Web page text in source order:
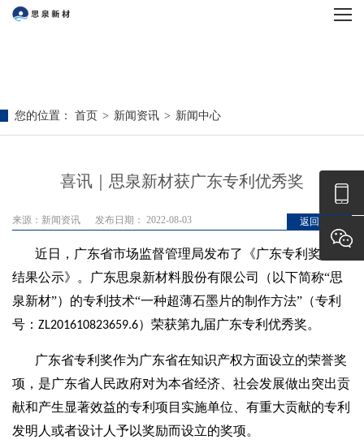
您的位置： 首页 > 新闻资讯 > 新闻中心
喜讯｜思泉新材获广东专利优秀奖
返回列表
来源：新闻资讯 发布日期： 2022-08-03
近日，广东省市场监督管理局发布了《广东专利奖评选
结果公示》。广东思泉新材料股份有限公司（以下简称“思
泉新材”）的专利技术“一种超薄石墨片的制作方法”（专利
号： ZL201610823659.6）荣获第九届广东专利优秀奖。
广东省专利奖作为广东省在知识产权方面设立的荣誉奖
项，是广东省人民政府对为本省经济、社会发展做出突出贡
献和产生显著效益的专利项目实施单位、有重大贡献的专利
发明人或者设计人予以奖励而设立的奖项。